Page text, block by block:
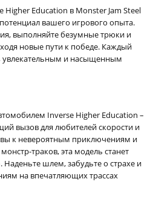
Education в Monster Jam Steel
вашего игрового опыта.
выполняйте безумные трюки и
новые пути к победе. Каждый
и насыщенным
Inverse Higher Education –
вызов для любителей скорости и
к невероятным приключениям и
траков, эта модель станет
шлем, забудьте о страхе и
на впечатляющих трассах